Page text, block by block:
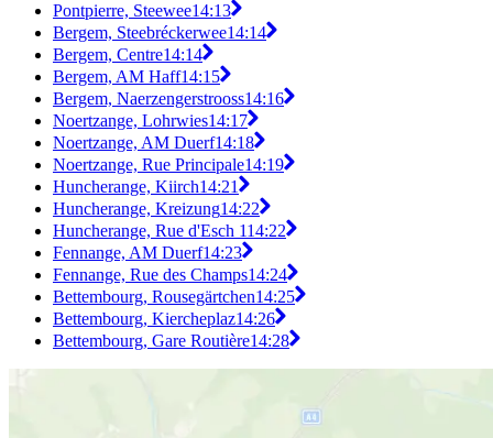
Pontpierre, Steewee14:13
Bergem, Steebréckerwee14:14
Bergem, Centre14:14
Bergem, AM Haff14:15
Bergem, Naerzengerstrooss14:16
Noertzange, Lohrwies14:17
Noertzange, AM Duerf14:18
Noertzange, Rue Principale14:19
Huncherange, Kiirch14:21
Huncherange, Kreizung14:22
Huncherange, Rue d'Esch 114:22
Fennange, AM Duerf14:23
Fennange, Rue des Champs14:24
Bettembourg, Rousegärtchen14:25
Bettembourg, Kiercheplaz14:26
Bettembourg, Gare Routière14:28